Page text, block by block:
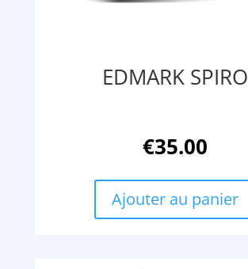
EDMARK SPIRO
€35.00
Ajouter au panier